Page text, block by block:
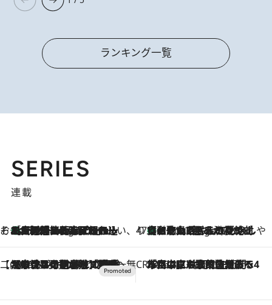
ランキング一覧
SERIES
連載
そおだよおこの関西おいしい、おやつ紀行7 Hours Ago
［大阪府箕面市］一皿一皿目の前で仕上げられる、料理を巧みに組み込んだアシェットデセールコース「ミチル アシェット デセール（Michiru assiette dessert）」 47都道府県の手みやげ ひんやりスイーツで夏を満喫
7 Hours Ago
【和歌山県】この夏絶対食べたい 冷やしておいしいおやつ3選 みかんがごろっと丸ごと入ったジュレ
【CREA×星野リゾート】唯一無二。癒しと発見が待つ場所へ
2026.8.7
【トンボの足水浴】ヒノキの香りに包まれて涼感マックス！約13℃の湧水かけ流しを避暑地「星野温泉 トンボの湯」で体験 CREA'S CHOICE
2026.8.7
「立川にも歌舞伎があるんだよ」 片岡仁左衛門・市川中車ら豪華座組みで4年目の立川立飛歌舞伎へ